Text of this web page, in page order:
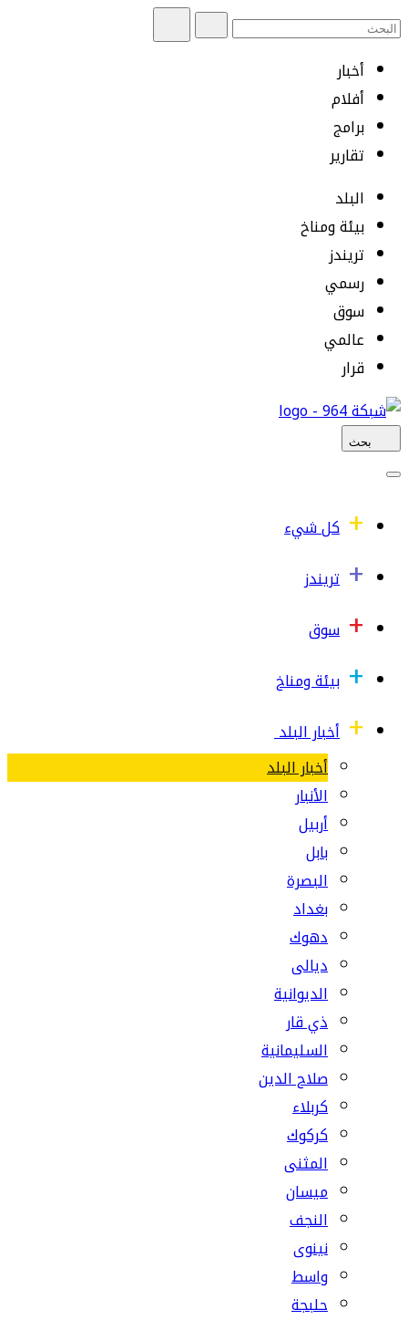
أخبار
أفلام
برامج
تقارير
البلد
بيئة ومناخ
تريندز
رسمي
سوق
عالمي
قرار
بحث
كل شيء
تريندز
سوق
بيئة ومناخ
أخبار البلد
أخبار البلد
الأنبار
أربيل
بابل
البصرة
بغداد
دهوك
ديالى
الديوانية
ذي قار
السليمانية
صلاح الدين
كربلاء
كركوك
المثنى
ميسان
النجف
نينوى
واسط
حلبجة